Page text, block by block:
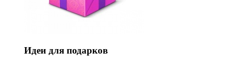
Идеи для подарков